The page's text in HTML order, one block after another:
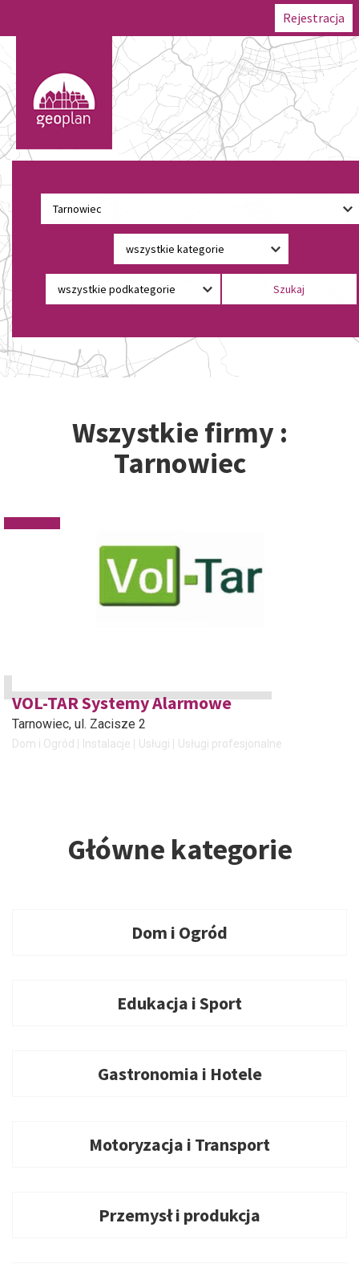
Rejestracja
Wszystkie firmy :
Tarnowiec
VOL-TAR Systemy Alarmowe
Tarnowiec, ul. Zacisze 2
Dom i Ogród Instalacje Usługi Usługi profesjonalne
Główne kategorie
Dom i Ogród
Edukacja i Sport
Gastronomia i Hotele
Motoryzacja i Transport
Przemysł i produkcja